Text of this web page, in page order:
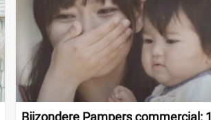
Bijzondere Pampers commercial: 1